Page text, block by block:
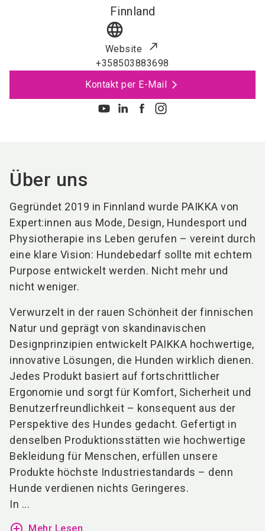
Finnland
language
Website
+358503883698
Kontakt per E-Mail
Über uns
Gegründet 2019 in Finnland wurde PAIKKA von
Expert:innen aus Mode, Design, Hundesport und
Physiotherapie ins Leben gerufen – vereint durch
eine klare Vision: Hundebedarf sollte mit echtem
Purpose entwickelt werden. Nicht mehr und
nicht weniger.
Verwurzelt in der rauen Schönheit der finnischen
Natur und geprägt von skandinavischen
Designprinzipien entwickelt PAIKKA hochwertige,
innovative Lösungen, die Hunden wirklich dienen.
Jedes Produkt basiert auf fortschrittlicher
Ergonomie und sorgt für Komfort, Sicherheit und
Benutzerfreundlichkeit – konsequent aus der
Perspektive des Hundes gedacht. Gefertigt in
denselben Produktionsstätten wie hochwertige
Bekleidung für Menschen, erfüllen unsere
Produkte höchste Industriestandards – denn
Hunde verdienen nichts Geringeres.
In ...
Mehr Lesen